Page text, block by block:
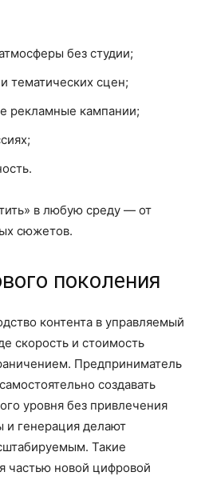
без студии;
тематических сцен;
рекламные кампании;
в любую среду — от
сюжетов.
поколения
контента в управляемый
скорость и стоимость
Предприниматель
создавать
уровня без привлечения
и генерация делают
Такие
частью новой цифровой